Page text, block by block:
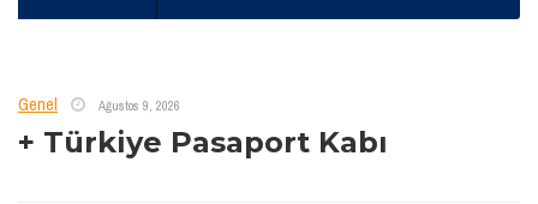
Genel Ağustos 9, 2026
+ Türkiye Pasaport Kabı